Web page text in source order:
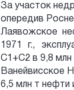
За участок
опередив
Лаявожское
1971 г.,
С1+С2 в 9,8 млн
Ванейвисское
6,5 млн т нефти